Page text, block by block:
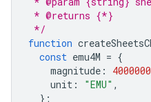
* @returns {*}
*/
function
const emu4M = {
magnitude : 4000000
unit : "EMU" ,
};